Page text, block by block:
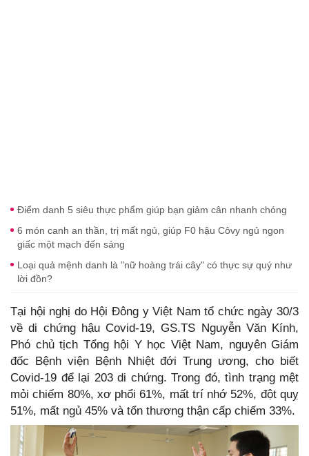
Điểm danh 5 siêu thực phẩm giúp bạn giảm cân nhanh chóng
6 món canh an thần, trị mất ngủ, giúp F0 hậu Côvy ngủ ngon
giấc một mạch đến sáng
Loại quả mệnh danh là "nữ hoàng trái cây" có thực sự quý như
lời đồn?
Tại hội nghị do Hội Đông y Việt Nam tổ chức ngày 30/3
về di chứng hậu Covid-19, GS.TS Nguyễn Văn Kính,
Phó chủ tịch Tổng hội Y học Việt Nam, nguyên Giám
đốc Bệnh viện Bệnh Nhiệt đới Trung ương, cho biết
Covid-19 để lại 203 di chứng. Trong đó, tình trạng mệt
mỏi chiếm 80%, xơ phổi 61%, mất trí nhớ 52%, đột quỵ
51%, mất ngủ 45% và tổn thương thận cấp chiếm 33%.